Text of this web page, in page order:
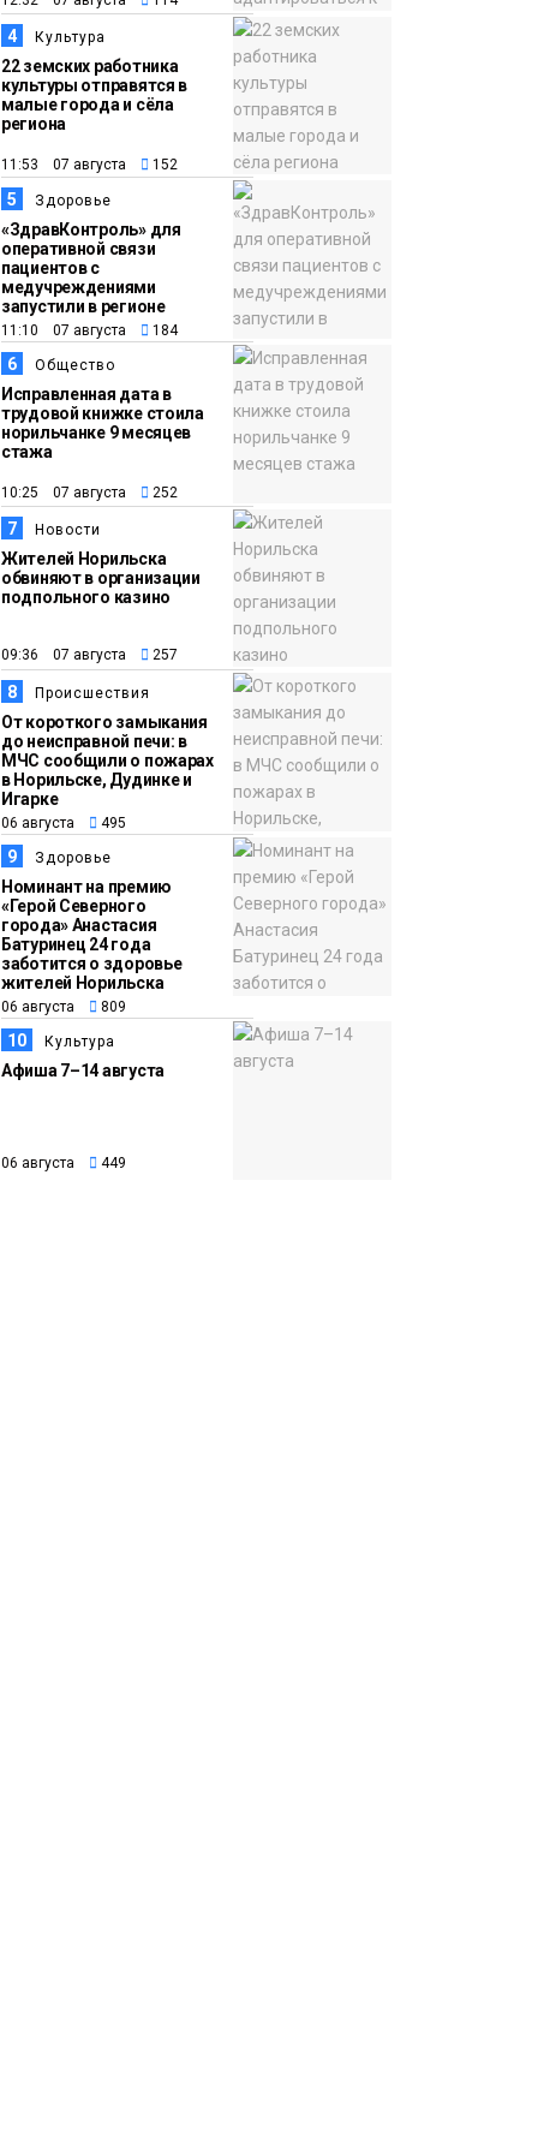
Здоровье
17:21
06 августа
Культура
Афиша 7–14 августа
4 Культура
22 земских работника
культуры отправятся в
малые города и сёла
региона
11:53 07 августа 152
5 Здоровье
«ЗдравКонтроль» для
оперативной связи
пациентов с
медучреждениями
запустили в регионе
11:10 07 августа 184
6 Общество
Исправленная дата в
трудовой книжке стоила
норильчанке 9 месяцев
стажа
10:25 07 августа 252
7 Новости
Жителей Норильска
обвиняют в организации
подпольного казино
09:36 07 августа 257
8 Происшествия
От короткого замыкания
до неисправной печи: в
МЧС сообщили о пожарах
в Норильске, Дудинке и
Игарке
06 августа 495
9 Здоровье
Номинант на премию
«Герой Северного
города» Анастасия
Батуринец 24 года
заботится о здоровье
жителей Норильска
06 августа 809
10 Культура
Афиша 7–14 августа
06 августа 449